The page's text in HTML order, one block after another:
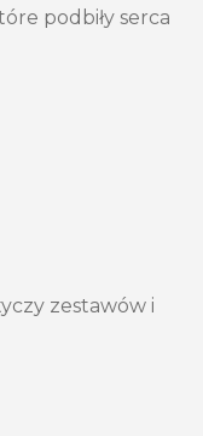
podbiły serca
zestawów i